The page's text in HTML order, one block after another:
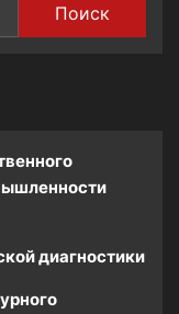
Поиск
диагностики